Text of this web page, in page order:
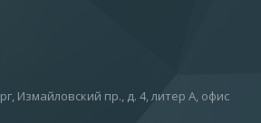
Измайловский пр., д. 4, литер А, офис